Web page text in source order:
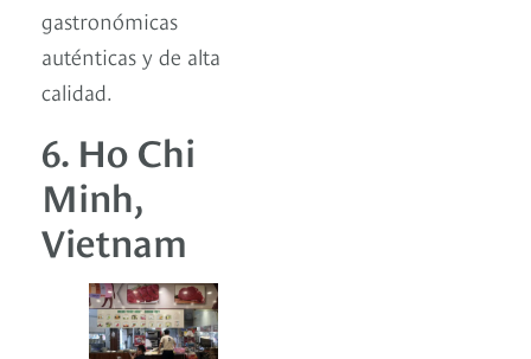
gastronómicas
auténticas y de alta
calidad.
6. Ho Chi
Minh,
Vietnam